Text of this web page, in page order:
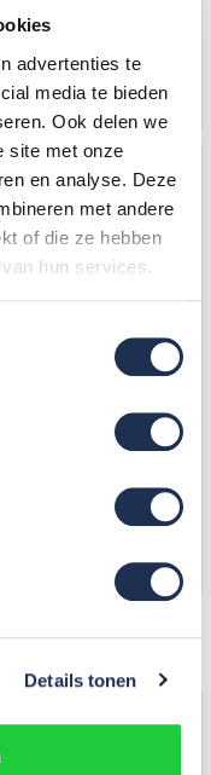
advertenties te
media te bieden
Ook delen we
site met onze
en analyse. Deze
met andere
of die ze hebben
hun services.
Details tonen
mijn winkelwagen
plat dak Compact
In mijn winkelwagen
Nederland